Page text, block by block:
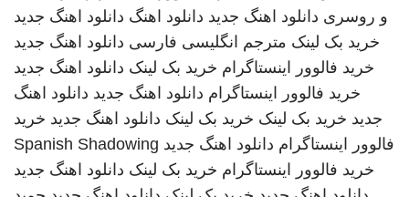
و روسری دانلود اهنگ جدید دانلود اهنگ دانلود اهنگ جدید
خرید بک لینک مترجم انگلیسی فارسی دانلود اهنگ جدید
خرید فالوور اینستاگرام خرید بک لینک دانلود اهنگ جدید
خرید فالوور اینستاگرام دانلود اهنگ جدید دانلود اهنگ
جدید خرید بک لینک خرید بک لینک دانلود اهنگ جدید خرید
فالوور اینستاگرام دانلود اهنگ جدید Spanish Shadowing
خرید فالوور اینستاگرام خرید بک لینک دانلود اهنگ جدید